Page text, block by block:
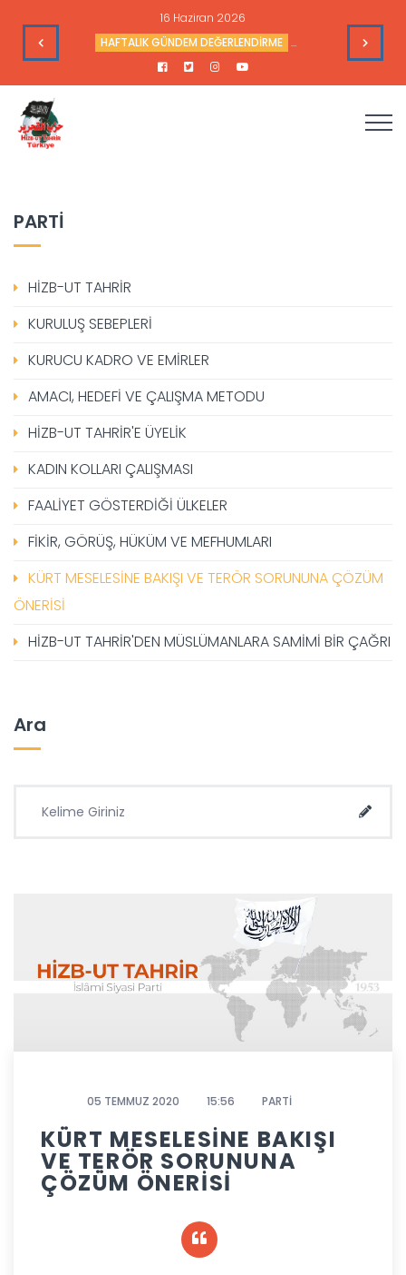
16 Haziran 2026
HAFTALIK GÜNDEM DEĞERLENDİRME Haftalık
PARTİ
HİZB-UT TAHRİR
KURULUŞ SEBEPLERİ
KURUCU KADRO VE EMİRLER
AMACI, HEDEFİ VE ÇALIŞMA METODU
HİZB-UT TAHRİR'E ÜYELİK
KADIN KOLLARI ÇALIŞMASI
FAALİYET GÖSTERDİĞİ ÜLKELER
FİKİR, GÖRÜŞ, HÜKÜM VE MEFHUMLARI
KÜRT MESELESİNE BAKIŞI VE TERÖR SORUNUNA ÇÖZÜM
ÖNERİSİ
HİZB-UT TAHRİR'DEN MÜSLÜMANLARA SAMİMİ BİR ÇAĞRI
Ara
Ara
05 TEMMUZ 2020 15:56 PARTİ
KÜRT MESELESİNE BAKIŞI
VE TERÖR SORUNUNA
ÇÖZÜM ÖNERİSİ